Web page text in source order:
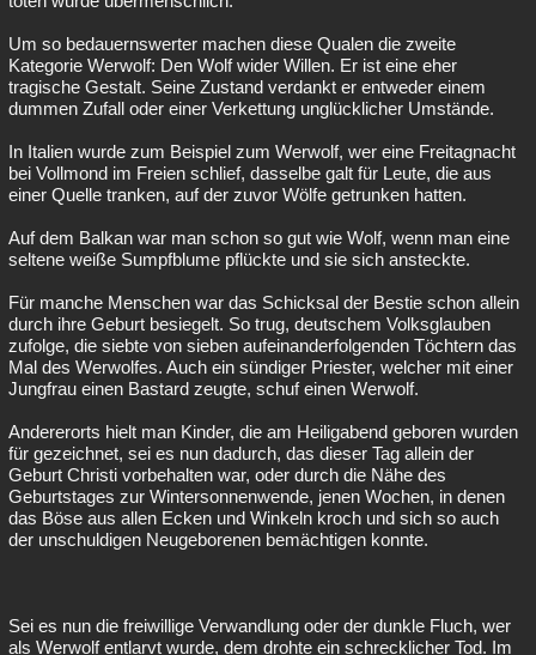
Um so bedauernswerter machen diese Qualen die zweite
Kategorie Werwolf: Den Wolf wider Willen. Er ist eine eher
tragische Gestalt. Seine Zustand verdankt er entweder einem
dummen Zufall oder einer Verkettung unglücklicher Umstände.
In Italien wurde zum Beispiel zum Werwolf, wer eine Freitagnacht
bei Vollmond im Freien schlief, dasselbe galt für Leute, die aus
einer Quelle tranken, auf der zuvor Wölfe getrunken hatten.
Auf dem Balkan war man schon so gut wie Wolf, wenn man eine
seltene weiße Sumpfblume pflückte und sie sich ansteckte.
Für manche Menschen war das Schicksal der Bestie schon allein
durch ihre Geburt besiegelt. So trug, deutschem Volksglauben
zufolge, die siebte von sieben aufeinanderfolgenden Töchtern das
Mal des Werwolfes. Auch ein sündiger Priester, welcher mit einer
Jungfrau einen Bastard zeugte, schuf einen Werwolf.
Andererorts hielt man Kinder, die am Heiligabend geboren wurden
für gezeichnet, sei es nun dadurch, das dieser Tag allein der
Geburt Christi vorbehalten war, oder durch die Nähe des
Geburtstages zur Wintersonnenwende, jenen Wochen, in denen
das Böse aus allen Ecken und Winkeln kroch und sich so auch
der unschuldigen Neugeborenen bemächtigen konnte.
Sei es nun die freiwillige Verwandlung oder der dunkle Fluch, wer
als Werwolf entlarvt wurde, dem drohte ein schrecklicher Tod. Im